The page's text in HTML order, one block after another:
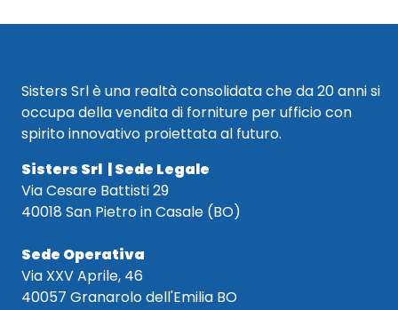
Sisters Srl è una realtà consolidata che da 20 anni si
occupa della vendita di forniture per ufficio con
spirito innovativo proiettata al futuro.
Sisters Srl | Sede Legale
Via Cesare Battisti 29
40018 San Pietro in Casale (BO)
Sede Operativa
Via XXV Aprile, 46
40057 Granarolo dell'Emilia BO